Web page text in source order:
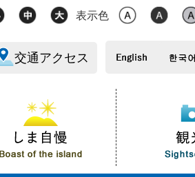
表示色
交通アクセス